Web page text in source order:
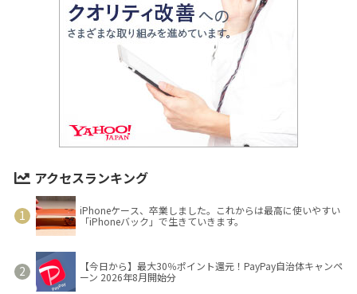
アクセスランキング
iPhoneケース、卒業しました。これからは最高に使いやすい
「iPhoneバック」で生きていきます。
【今日から】最大30％ポイント還元！PayPay自治体キャンペ
ーン 2026年8月開始分